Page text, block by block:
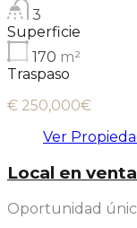
3
Superficie
170 m²
Traspaso
€ 250,000€
Ver
Local en
Oportunidad